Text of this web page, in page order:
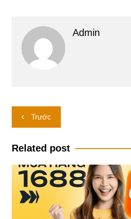
Admin
Điều
hướng
bài
Trước
Related post